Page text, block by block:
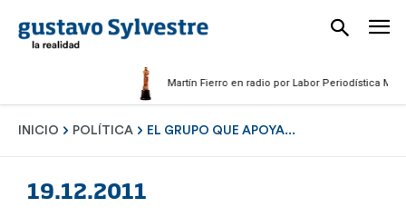
Martín Fierro en radio por Labor Periodística Masculina
INICIO POLÍTICA EL GRUPO QUE APOYA...
19.12.2011